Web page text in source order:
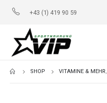
+43 (1) 419 90 59
SHOP VITAMINE & MEHR,